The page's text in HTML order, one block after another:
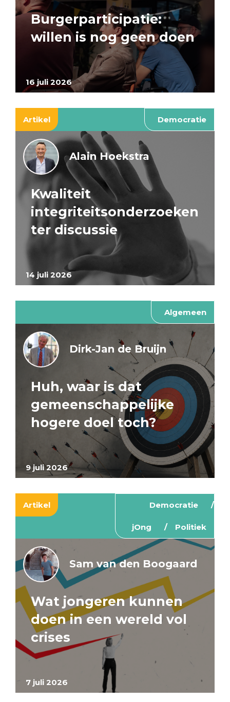
16 juli 2026
Burgerparticipatie:
willen is nog geen doen
Artikel Democratie
14 juli 2026
Alain Hoekstra
Kwaliteit
integriteitsonderzoeken
ter discussie
Algemeen
9 juli 2026
Dirk-Jan de Bruijn
Huh, waar is dat
gemeenschappelijke
hogere doel toch?
Artikel Democratie
jOng Politiek
7 juli 2026
Sam van den Boogaard
Wat jongeren kunnen
doen in een wereld vol
crises